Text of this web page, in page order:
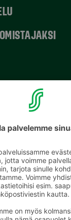
S-ryhmässä